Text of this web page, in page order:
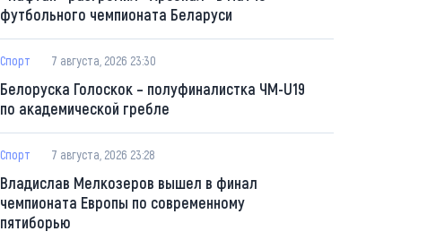
футбольного чемпионата Беларуси
Спорт 7 августа, 2026 23:30
Белоруска Голоскок – полуфиналистка ЧМ-U19
по академической гребле
Спорт 7 августа, 2026 23:28
Владислав Мелкозеров вышел в финал
чемпионата Европы по современному
пятиборью